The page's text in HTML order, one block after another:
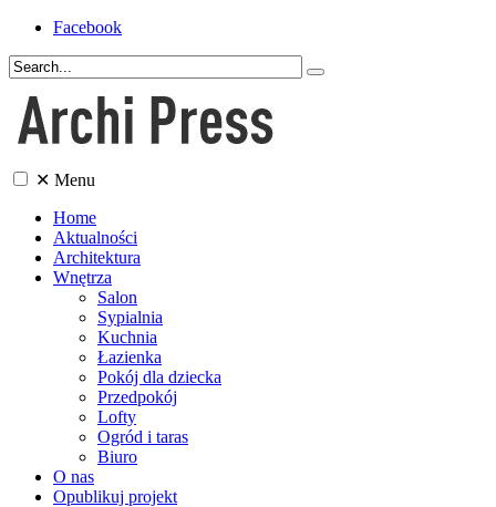
Facebook
✕ Menu
Home
Aktualności
Architektura
Wnętrza
Salon
Sypialnia
Kuchnia
Łazienka
Pokój dla dziecka
Przedpokój
Lofty
Ogród i taras
Biuro
O nas
Opublikuj projekt